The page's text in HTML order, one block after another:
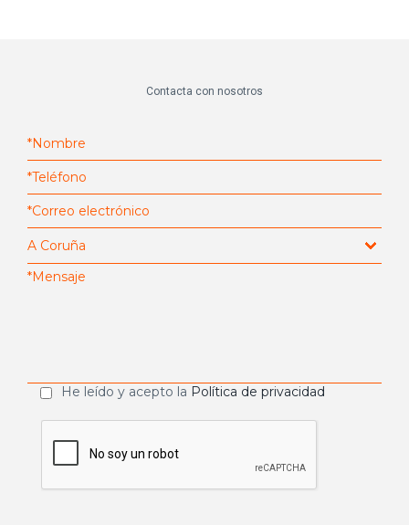
Contacta con nosotros
He leído y acepto la Política de privacidad